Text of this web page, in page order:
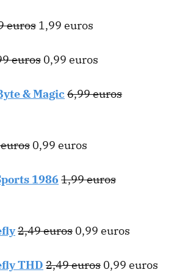
euros 1,99 euros
euros 0,99 euros
& Magic 6,99 euros
0,99 euros
1986 1,99 euros
2,49 euros 0,99 euros
THD 2,49 euros 0,99 euros